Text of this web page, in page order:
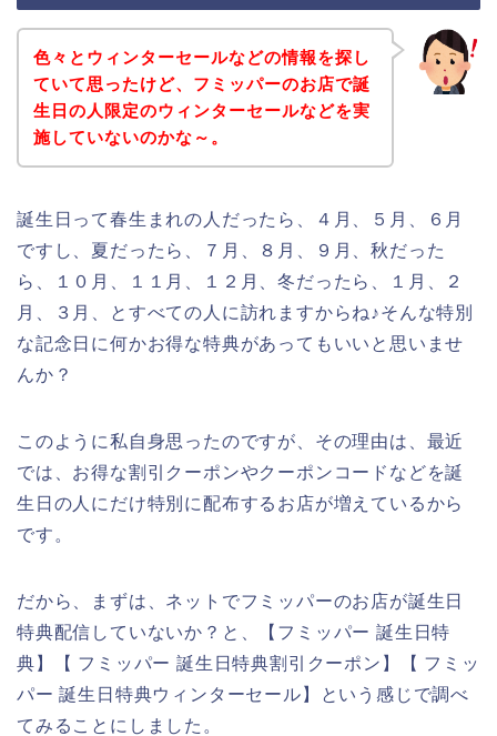
色々とウィンターセールなどの情報を探し
ていて思ったけど、フミッパーのお店で誕
生日の人限定のウィンターセールなどを実
施していないのかな～。
誕生日って春生まれの人だったら、４月、５月、６月
ですし、夏だったら、７月、８月、９月、秋だった
ら、１０月、１１月、１２月、冬だったら、１月、２
月、３月、とすべての人に訪れますからね♪そんな特別
な記念日に何かお得な特典があってもいいと思いませ
んか？
このように私自身思ったのですが、その理由は、最近
では、お得な割引クーポンやクーポンコードなどを誕
生日の人にだけ特別に配布するお店が増えているから
です。
だから、まずは、ネットでフミッパーのお店が誕生日
特典配信していないか？と、【フミッパー 誕生日特
典】【 フミッパー 誕生日特典割引クーポン】【 フミッ
パー 誕生日特典ウィンターセール】という感じで調べ
てみることにしました。